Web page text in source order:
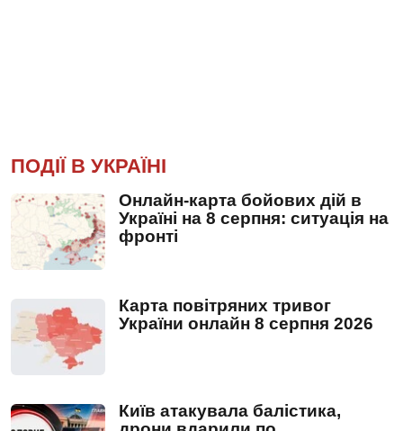
ПОДІЇ В УКРАЇНІ
Онлайн-карта бойових дій в
Україні на 8 серпня: ситуація на
фронті
Карта повітряних тривог
України онлайн 8 серпня 2026
Київ атакувала балістика,